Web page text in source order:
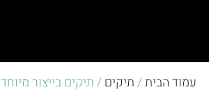
עמוד הבית/תיקים/ תיקים בייצור מיוחד